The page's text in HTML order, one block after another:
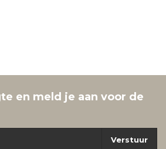
en meld je aan voor de
Verstuur